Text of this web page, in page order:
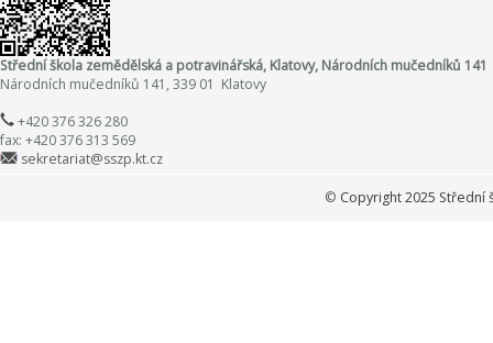
Střední škola zemědělská a potravinářská, Klatovy, Národních mučedníků 141
Národních mučedníků 141, 339 01 Klatovy
+420 376 326 280
fax: +420 376 313 569
sekretariat@sszp.kt.cz
© Copyright 2025 Střední